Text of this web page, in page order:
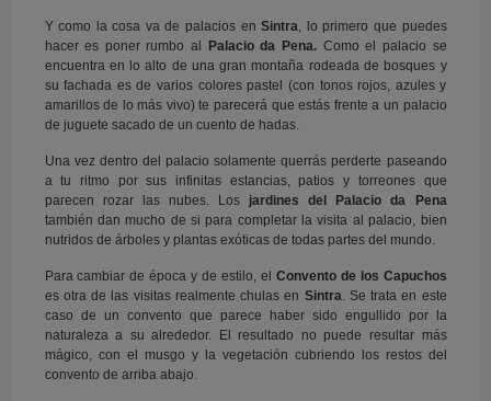
Y como la cosa va de palacios enSintra, lo primero que puedes
hacer es poner rumbo al Palacio da Pena.Como el palacio se
encuentra en lo alto de una gran montaña rodeada de bosques y
su fachada es de varios colores pastel (con tonos rojos, azules y
amarillos de lo más vivo) te parecerá que estás frente a un palacio
de juguete sacado de un cuento de hadas.
Una vez dentro del palacio solamente querrás perderte paseando
a tu ritmo por sus infinitas estancias, patios y torreones que
parecen rozar las nubes. Los jardines del Palacio da Pena
también dan mucho de si para completar la visita al palacio, bien
nutridos de árboles y plantas exóticas de todas partes del mundo.
Para cambiar de época y de estilo, el Convento de los Capuchos
es otra de las visitas realmente chulas en Sintra. Se trata en este
caso de un convento que parece haber sido engullido por la
naturaleza a su alrededor. El resultado no puede resultar más
mágico, con el musgo y la vegetación cubriendo los restos del
convento de arriba abajo.